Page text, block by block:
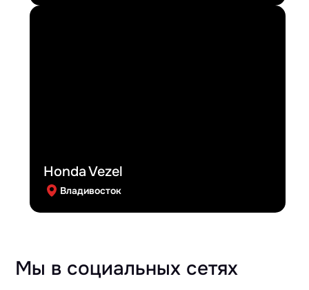
Honda Vezel
Владивосток
Мы в социальных сетях